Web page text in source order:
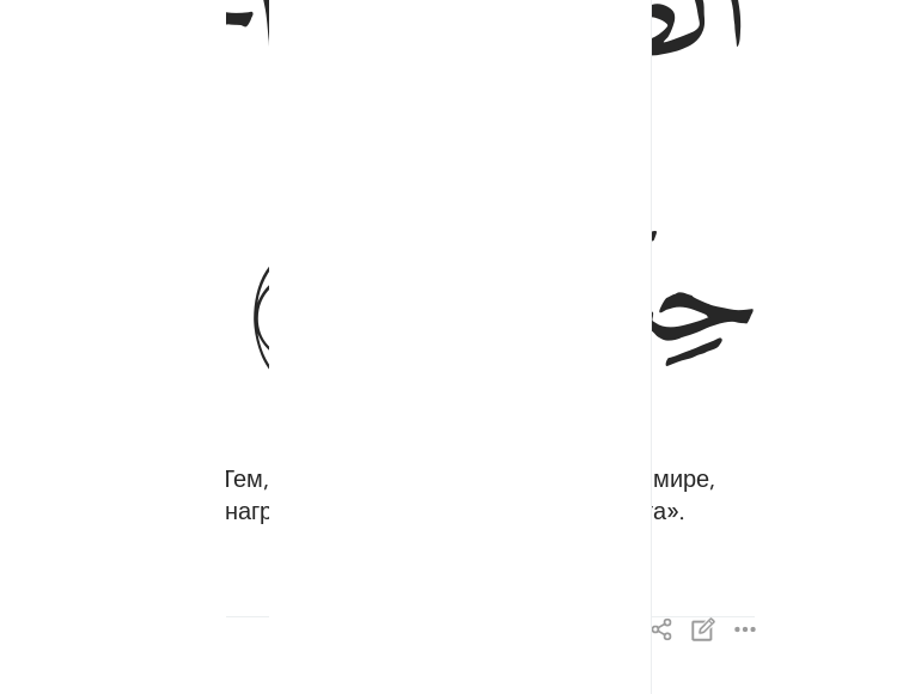
ﳦ
ﳧ
вашего Господа! Тем, которые совершили добро в этом мире,
терпеливым их награда воздастся полностью без счета».